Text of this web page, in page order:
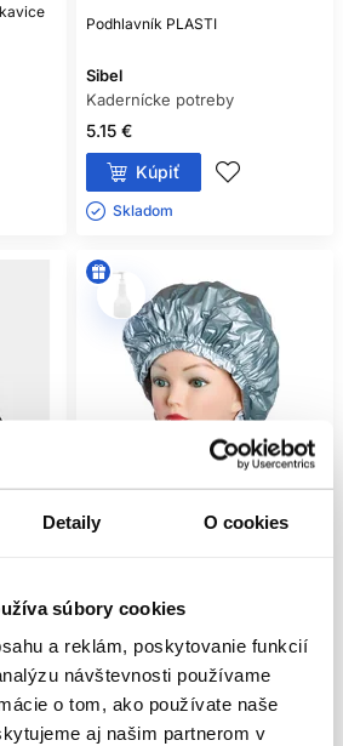
Detaily O cookies
súbory cookies
a reklám, poskytovanie funkcií
návštevnosti používame
o tom, ako používate naše
aj našim partnerom v
Podhlavník PLASTI
Sibel
Kadernícke potreby
5.15 €
Kúpiť
Skladom ㅤ
Čiapka na trvalú Alu-Cap super
Sibel
Kadernícke potreby
7.70 €